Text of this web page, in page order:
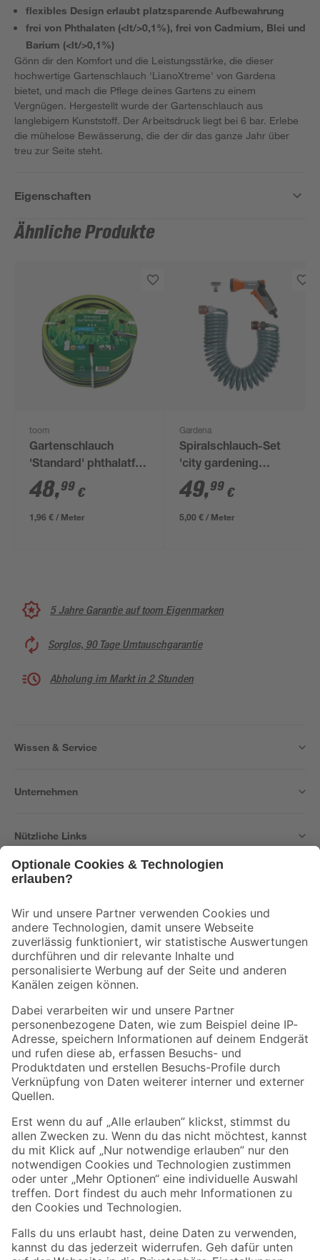
flexibles Design erlaubt platzsparende Aufbewahrung
frei von Phthalaten (<lt/>0,1%), frei von Cadmium, Blei und
Barium (<lt/>0,1%)
Gönn dir den Komfort und die Leistungsstärke, die dieser
hochwertige Gartenschlauch 'LianoXtreme' von Gardena
bietet, und mach die Pflege deines Gartens zu einem
Vergnügen. Hergestellt wurde der Gartenschlauch aus
langlebigem Kunststoff. Der Arbeitsdruck liegt bei 6 bar. Erlebe
die mühelose Bewässerung, die der dir das ganze Jahr über
treu zur Seite steht.
Eigenschaften
Ähnliche Produkte
toom
Gartenschlauch
'Standard' phthalatfrei
Ø 19 mm (3/4") 25 m
48,99 €
1,96 € / Meter
Gardena
Spiralschlauch-Set
'city gardening
Balkon' Ø 9 mm 10 m
49,99 €
5,00 € / Meter
5 Jahre Garantie auf toom Eigenmarken
Sorglos, 90 Tage Umtauschgarantie
Abholung im Markt in 2 Stunden
Wissen & Service
Unternehmen
Nützliche Links
Der toom Newsletter: Keine Angebote und Aktionen mehr verpassen!
Zur Newsletter Anmeldung
Folge uns
Zahlungsarten Versandarten
Sicher einkaufen
Jetzt die toom-App herunterladen
Alle Preisangaben in EUR inkl. gesetzl. MwSt.. Die dargestellten Angebote sind unter